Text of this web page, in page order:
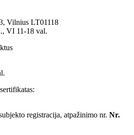
Vilnius LT01118
VI 11-18 val.
registracija, atpažinimo nr. Nr.